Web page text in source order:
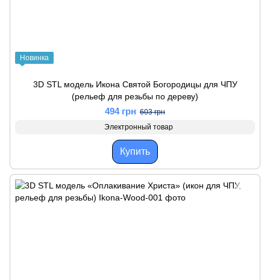
Новинка
3D STL модель Икона Святой Богородицы для ЧПУ
(рельеф для резьбы по дереву)
494 грн 603 грн
Электронный товар
Купить